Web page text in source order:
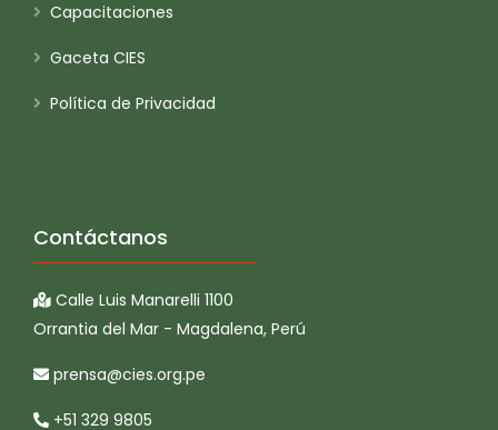
Capacitaciones
Gaceta CIES
Política de Privacidad
Contáctanos
Calle Luis Manarelli 1100
Orrantia del Mar - Magdalena, Perú
prensa@cies.org.pe
+51 329 9805